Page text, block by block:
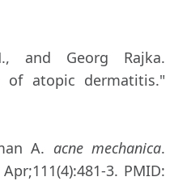
and Georg Rajka.
of atopic dermatitis."
A. acne mechanica.
3. PMID: